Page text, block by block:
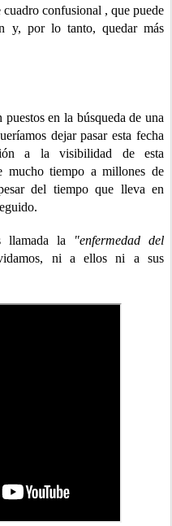
confusional , que puede
y, por lo tanto, quedar más
en la búsqueda de una
dejar pasar esta fecha
a la visibilidad de esta
mucho tiempo a millones de
del tiempo que lleva en
llamada la
"enfermedad del
ni a ellos ni a sus